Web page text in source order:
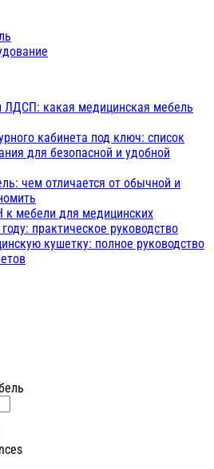
ЛДСП: какая медицинская мебель
кабинета под ключ: список
для безопасной и удобной
чем отличается от обычной и
к мебели для медицинских
практическое руководство
кушетку: полное руководство